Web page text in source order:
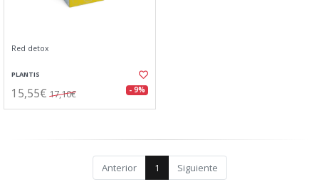
Red detox
PLANTIS
15,55€ 17,10€ - 9%
Anterior 1 Siguiente